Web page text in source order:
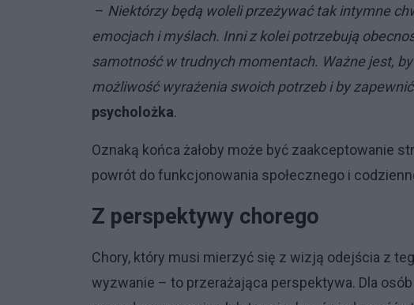
– Niektórzy będą woleli przeżywać tak intymne
emocjach i myślach. Inni z kolei potrzebują
samotność w trudnych momentach. Ważne jest,
możliwość wyrażenia swoich potrzeb i by
psycholożka.
Oznaką końca żałoby może być zaakceptowanie
powrót do funkcjonowania społecznego i
Z perspektywy chorego
Chory, który musi mierzyć się z wizją odejścia z
wyzwanie – to przerażająca perspektywa. Dla